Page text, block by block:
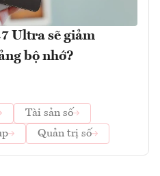
Ultra sẽ giảm
bộ nhớ?
Tài sản số
Quản trị số